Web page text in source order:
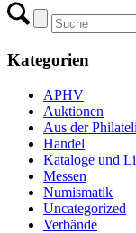
Kategorien
APHV
Auktionen
Aus der
Handel
Kataloge und
Messen
Numismatik
Uncategorized
Verbände